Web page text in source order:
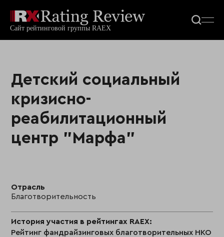
Детский социальный
кризисно-
реабилитационный
центр "Марфа"
Отрасль
Благотворительность
История участия в рейтингах RAEX:
Рейтинг фандрайзинговых благотворительных НКО